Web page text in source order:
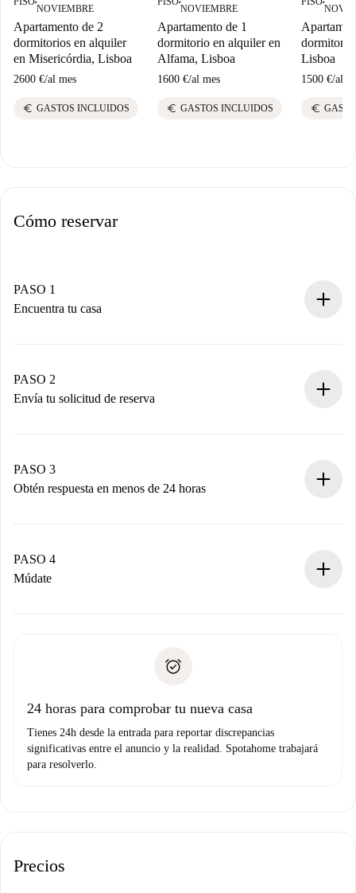
■
NOVIEMBRE
Apartamento de 2
dormitorios en alquiler
en Misericórdia, Lisboa
2600 €/al mes
euro GASTOS INCLUIDOS
■
NOVIEMBRE
Apartamento de 1
dormitorio en alquiler en
Alfama, Lisboa
1600 €/al mes
euro GASTOS INCLUIDOS
■
dormitorio
Lisboa
1500 €/al
euro
Cómo reservar
PASO 1
Encuentra tu casa
Tienes toda la información necesaria por adelantado.
PASO 2
Envía tu solicitud de reserva
propietario acepte.
PASO 3
Obtén respuesta en menos de 24 horas
contacto con el propietario.
Si es rechazada: No te haremos ningún cargo y te
Prueba de solvencia
PASO 4
Múdate
no nos comunicas ningún problema.
24 horas para comprobar tu nueva casa
Tienes 24h desde la entrada para reportar discrepancias
significativas entre el anuncio y la realidad. Spotahome trabajará
para resolverlo.
Precios